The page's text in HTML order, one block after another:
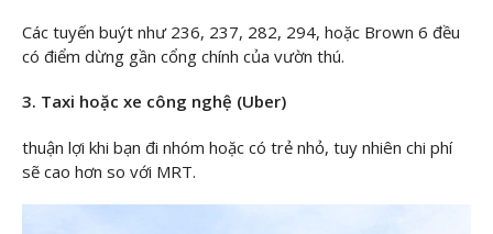
Các tuyến buýt như 236, 237, 282, 294, hoặc Brown 6 đều
có điểm dừng gần cổng chính của vườn thú.
3. Taxi hoặc xe công nghệ (Uber)
thuận lợi khi bạn đi nhóm hoặc có trẻ nhỏ, tuy nhiên chi phí
sẽ cao hơn so với MRT.